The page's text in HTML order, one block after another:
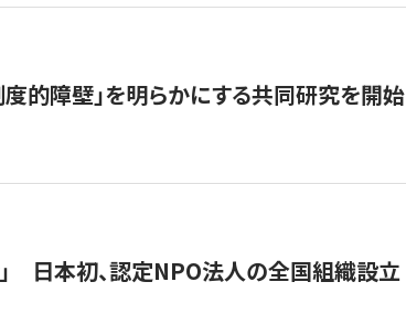
度的障壁」を明らかにする共同研究を開始
日本初、認定NPO法人の全国組織設立